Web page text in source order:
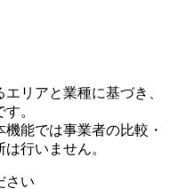
リアと業種に基づき、
。
能では事業者の比較・
行いません。
さい